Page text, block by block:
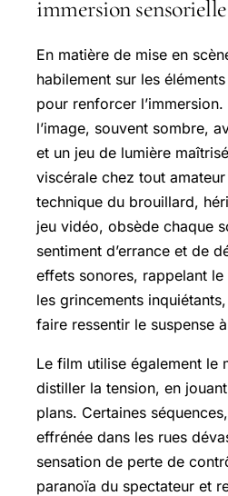
immersion
En matière de mise en
habilement sur les
pour renforcer
l’image, souvent sombre,
et un jeu de lumière
viscérale chez tout amateur
technique du brouillard,
jeu vidéo, obsède chaque
sentiment d’errance et de
effets sonores, rappelant
les grincements
faire ressentir le suspense
Le film utilise également le
distiller la tension, en
plans. Certaines
effrénée dans les rues
sensation de perte de
paranoïa du spectateur et